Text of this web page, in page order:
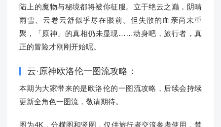
陆上的魔物与秘境都将被你征服。立于绝云之巅，阴晴
雨雪、云卷云舒似乎尽在眼前。但失散的血亲尚未重
聚，「原神」的真相仍未显现……动身吧，旅行者，真
正的冒险才刚刚开始呢。
云·原神欧洛伦一图流攻略：
本期为大家带来的是欧洛伦的一图流攻略，后续会持续
更新全角色一图流，敬请期待。
图为4K，分横图和竖图，仅供旅行者交流参考使用，禁